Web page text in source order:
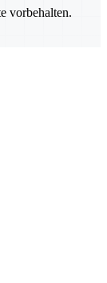
vorbehalten.